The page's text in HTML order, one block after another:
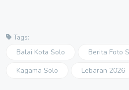
Tags:
Balai Kota Solo
Berita Foto
Kagama Solo
Lebaran 2026